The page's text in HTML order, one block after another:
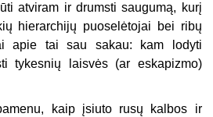
atviram ir drumsti saugumą, kurį
hierarchijų puoselėtojai bei ribų
apie tai sau sakau: kam lodyti
tykesnių laisvės (ar eskapizmo)
kaip įsiuto rusų kalbos ir